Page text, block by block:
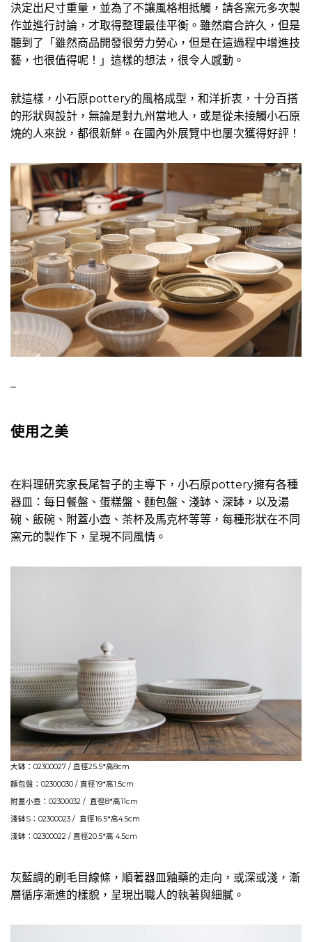
決定出尺寸重量，並為了不讓風格相抵觸，請各窯元多次製
作並進行討論，才取得整理最佳平衡。雖然磨合許久，但是
聽到了「雖然商品開發很勞力勞心，但是在這過程中增進技
藝，也很值得呢！」這樣的想法，很令人感動。
就這樣，小石原pottery的風格成型，和洋折衷，十分百搭
的形狀與設計，無論是對九州當地人，或是從未接觸小石原
燒的人來說，都很新鮮。在國內外展覽中也屢次獲得好評！
–
使用之美
在料理研究家長尾智子的主導下，小石原pottery擁有各種
器皿：每日餐盤、蛋糕盤、麵包盤、淺缽、深缽，以及湯
碗、飯碗、附蓋小壺、茶杯及馬克杯等等，每種形狀在不同
窯元的製作下，呈現不同風情。
大缽：02300027 / 直徑25.5*高8cm
麵包盤：02300030 / 直徑19*高1.5cm
附蓋小壺：02300032 / 直徑8*高11cm
淺缽S：02300023 / 直徑16.5*高4.5cm
淺缽：02300022 / 直徑20.5*高 4.5cm
灰藍調的刷毛目線條，順著器皿釉藥的走向，或深或淺，漸
層循序漸進的樣貌，呈現出職人的執著與細膩。